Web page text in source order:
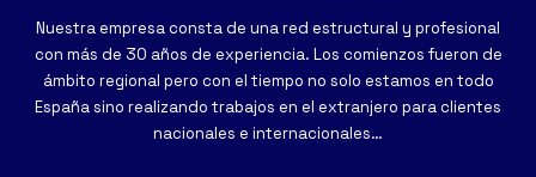
Nuestra empresa consta de una red estructural y profesional
con más de 30 años de experiencia. Los comienzos fueron de
ámbito regional pero con el tiempo no solo estamos en todo
España sino realizando trabajos en el extranjero para clientes
nacionales e internacionales…